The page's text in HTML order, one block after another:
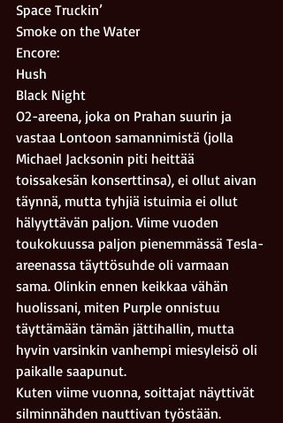
Space Truckin’
Smoke on the Water
Encore:
Hush
Black Night
O2-areena, joka on Prahan suurin ja
vastaa Lontoon samannimistä (jolla
Michael Jacksonin piti heittää
toissakesän konserttinsa), ei ollut aivan
täynnä, mutta tyhjiä istuimia ei ollut
hälyyttävän paljon. Viime vuoden
toukokuussa paljon pienemmässä Tesla-
areenassa täyttösuhde oli varmaan
sama. Olinkin ennen keikkaa vähän
huolissani, miten Purple onnistuu
täyttämään tämän jättihallin, mutta
hyvin varsinkin vanhempi miesyleisö oli
paikalle saapunut.
Kuten viime vuonna, soittajat näyttivät
silminnähden nauttivan työstään.